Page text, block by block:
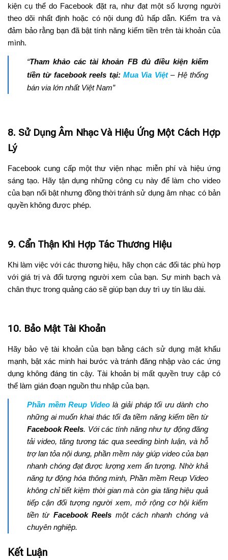
kiện cụ thể do Facebook đặt ra, như đạt một số lượng người
theo dõi nhất định hoặc có nội dung đủ hấp dẫn. Kiểm tra và
đảm bảo rằng bạn đã bật tính năng kiếm tiền trên tài khoản của
mình.
“Tham khảo các tài khoản FB đủ điều kiện kiếm
tiền từ facebook reels tại: Mua Via Việt– Hệ thống
bán via lớn nhất Việt Nam”
8. Sử Dụng Âm Nhạc Và Hiệu Ứng Một Cách Hợp
Lý
Facebook cung cấp một thư viện nhạc miễn phí và hiệu ứng
sáng tạo. Hãy tận dụng những công cụ này để làm cho video
của bạn nổi bật nhưng đồng thời tránh sử dụng âm nhạc có bản
quyền không được phép.
9. Cẩn Thận Khi Hợp Tác Thương Hiệu
Khi làm việc với các thương hiệu, hãy chọn các đối tác phù hợp
với giá trị và đối tượng người xem của bạn. Sự minh bạch và
chân thực trong quảng cáo sẽ giúp bạn duy trì uy tín lâu dài.
10. Bảo Mật Tài Khoản
Hãy bảo vệ tài khoản của bạn bằng cách sử dụng mật khẩu
mạnh, bật xác minh hai bước và tránh đăng nhập vào các ứng
dụng không đáng tin cậy. Tài khoản bị mất quyền truy cập có
thể làm gián đoạn nguồn thu nhập của bạn.
Phần mềm Reup Videolà giải pháp tối ưu dành cho
những ai muốn khai thác tối đa tiềm năng kiếm tiền từ
Facebook Reels. Với các tính năng như tự động đăng
tải video, tăng tương tác qua seeding bình luận, và hỗ
trợ lan tỏa nội dung, phần mềm này giúp video của bạn
nhanh chóng đạt được lượng xem ấn tượng. Nhờ khả
năng tự động hóa thông minh, Phần mềm Reup Video
không chỉ tiết kiệm thời gian mà còn gia tăng hiệu quả
tiếp cận đối tượng người xem, mở rộng cơ hội kiếm
tiền từ Facebook Reels một cách nhanh chóng và
chuyên nghiệp.
Kết Luận